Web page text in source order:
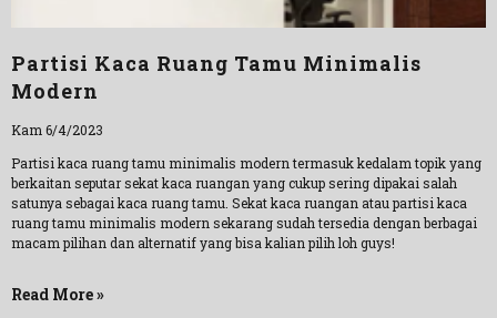
Partisi Kaca Ruang Tamu Minimalis
Modern
Kam 6/4/2023
Partisi kaca ruang tamu minimalis modern termasuk kedalam topik yang
berkaitan seputar sekat kaca ruangan yang cukup sering dipakai salah
satunya sebagai kaca ruang tamu. Sekat kaca ruangan atau partisi kaca
ruang tamu minimalis modern sekarang sudah tersedia dengan berbagai
macam pilihan dan alternatif yang bisa kalian pilih loh guys!
Read More »